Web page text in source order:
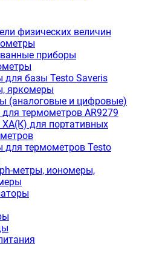
физических величин
приборы
для базы Testo Saveris
яркомеры
(аналоговые и цифровые)
термометров AR9279
для портативных
для термометров Testo
метры, иономеры,